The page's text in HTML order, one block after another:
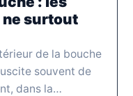
ne surtout
de la bouche
souvent de
dans la…